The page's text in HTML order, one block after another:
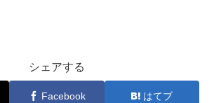
シェアする
Facebook はてブ